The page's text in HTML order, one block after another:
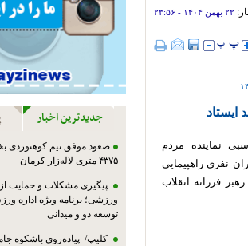
۲۲ بهمن ۱۴۰۴ - ۲۳:۵۶
ایستاد
۲۲ بهمن ماه ۱۴۰۴، فرهاد طهماسبی نماینده مردم
نفری راهپیمایی
فرزانه انقلاب
جدیدترین اخبار
صعود موفق تیم کوهنوردی
۴۳۷۵ متری لاله‌زار کرمان
پیگیری مشکلات و حمایت
ورزشی؛ برنامه ویژه اداره
توسعه دو و میدانی
کلیپ/ پیاده‌روی باشکوه